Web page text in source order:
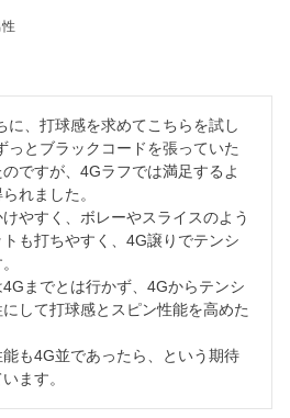
に、打球感を求めてこちらを試し
っとブラックコードを張っていた
ですが、4Gラフでは満足するよ
れました。
やすく、ボレーやスライスのよう
も打ちやすく、4G譲りでテンシ
までとは行かず、4Gからテンシ
して打球感とスピン性能を高めた
も4G並であったら、という期待
ます。